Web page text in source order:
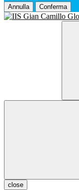
Annulla Conferma
close